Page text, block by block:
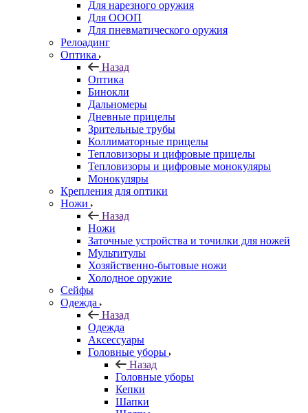
Для нарезного оружия
Для ОООП
Для пневматического оружия
Релоадинг
Оптика
Назад
Оптика
Бинокли
Дальномеры
Дневные прицелы
Зрительные трубы
Коллиматорные прицелы
Тепловизоры и цифровые прицелы
Тепловизоры и цифровые монокуляры
Монокуляры
Крепления для оптики
Ножи
Назад
Ножи
Заточные устройства и точилки для ножей
Мультитулы
Хозяйственно-бытовые ножи
Холодное оружие
Сейфы
Одежда
Назад
Одежда
Аксессуары
Головные уборы
Назад
Головные уборы
Кепки
Шапки